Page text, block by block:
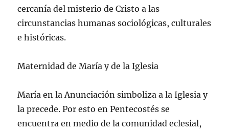
cercaní­a del misterio de Cristo a las
circunstancias humanas sociológicas, culturales
e históricas.
Maternidad de Marí­a y de la Iglesia
Marí­a en la Anunciación simboliza a la Iglesia y
la precede. Por esto en Pentecostés se
encuentra en medio de la comunidad eclesial,